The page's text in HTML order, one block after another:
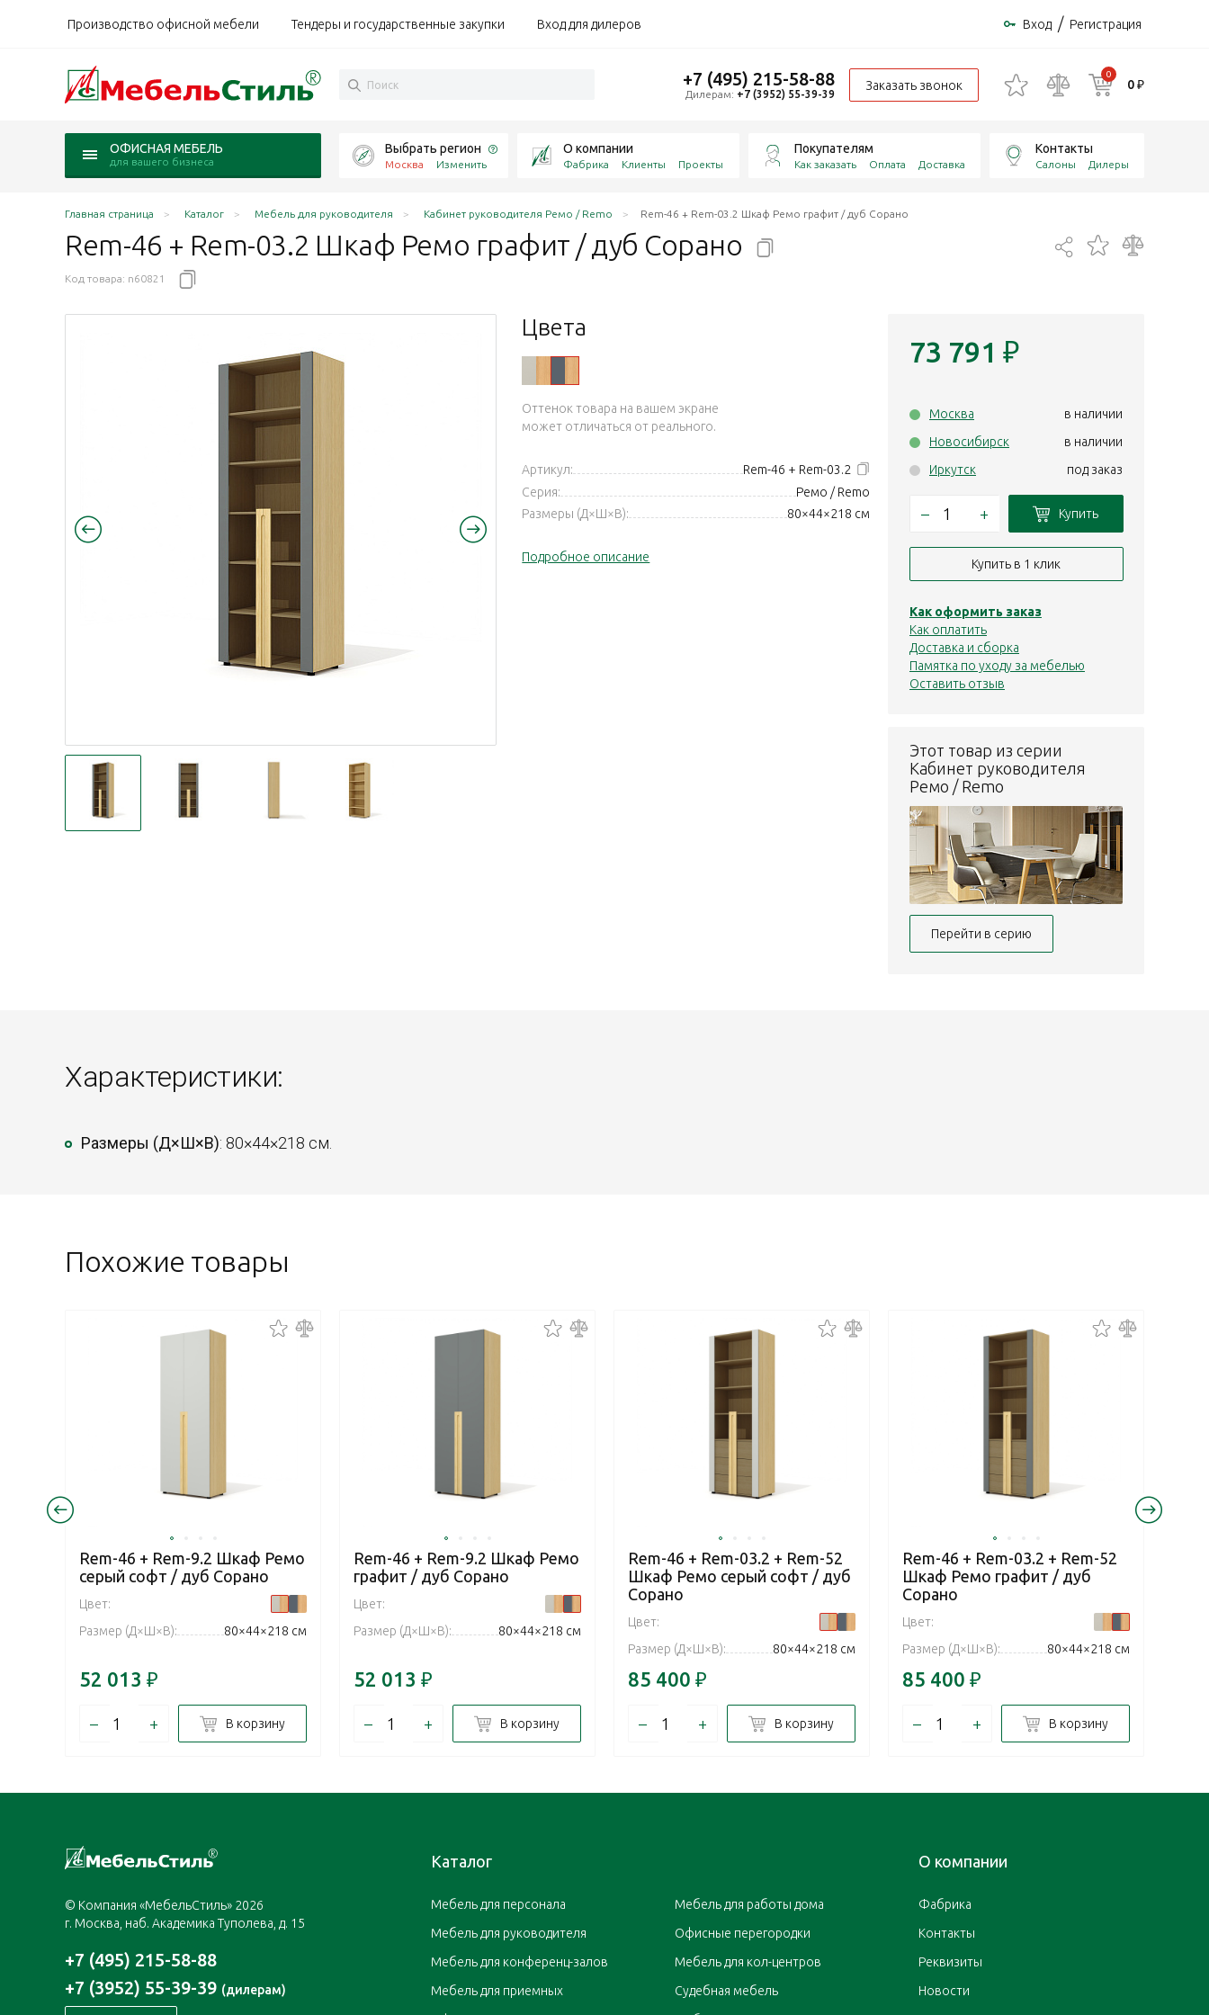
Производство офисной мебели Тендеры и государственные закупки Вход для дилеров Вход / Регистрация
+7 (495) 215-58-88
Дилерам: +7 (3952) 55-39-39
Заказать звонок
0
0 ₽
ОФИСНАЯ МЕБЕЛЬ
для вашего бизнеса
Выбрать регион
Москва Изменить
О компании
Фабрика Клиенты Проекты
Покупателям
Как заказать Оплата Доставка
Контакты
Салоны Дилеры
Главная страница Каталог Мебель для руководителя Кабинет руководителя Ремо / Remo Rem-46 + Rem-03.2 Шкаф Ремо графит / дуб Сорано
Rem-46 + Rem-03.2 Шкаф Ремо графит / дуб Сорано
Код товара: n60821
Цвета
Оттенок товара на вашем экране
может отличаться от реального.
Артикул:
Rem-46 + Rem-03.2
Серия:
Ремо / Remo
Размеры (Д×Ш×В):
80×44×218 см
Подробное описание
73 791 ₽
Москва
в наличии
Новосибирск
в наличии
Иркутск
под заказ
– + Купить
Купить в 1 клик
Как оформить заказ
Как оплатить
Доставка и сборка
Памятка по уходу за мебелью
Оставить отзыв
Этот товар из серии
Кабинет руководителя
Ремо / Remo
Перейти в серию
Характеристики:
Размеры (Д×Ш×В): 80×44×218 см.
Похожие товары
Rem-46 + Rem-9.2 Шкаф Ремо
серый софт / дуб Сорано
Цвет:
Размер (Д×Ш×В):
80×44×218 см
52 013 ₽
– + В корзину
Rem-46 + Rem-9.2 Шкаф Ремо
графит / дуб Сорано
Цвет:
Размер (Д×Ш×В):
80×44×218 см
52 013 ₽
– + В корзину
Rem-46 + Rem-03.2 + Rem-52
Шкаф Ремо серый софт / дуб
Сорано
Цвет:
Размер (Д×Ш×В):
80×44×218 см
85 400 ₽
– + В корзину
Rem-46 + Rem-03.2 + Rem-52
Шкаф Ремо графит / дуб
Сорано
Цвет:
Размер (Д×Ш×В):
80×44×218 см
85 400 ₽
– + В корзину
© Компания «МебельСтиль» 2026
г. Москва, наб. Академика Туполева, д. 15
+7 (495) 215-58-88
+7 (3952) 55-39-39 (дилерам)
Каталог
Мебель для персонала
Мебель для руководителя
Мебель для конференц-залов
Мебель для приемных
Мебель для работы дома
Офисные перегородки
Мебель для кол-центров
Судебная мебель
О компании
Фабрика
Контакты
Реквизиты
Новости